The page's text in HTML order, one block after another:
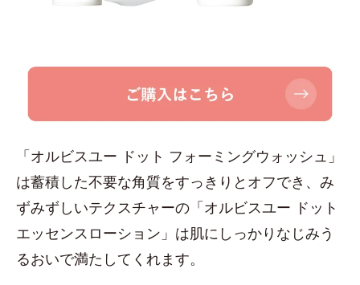
「オルビスユー ドット フォーミングウォッシュ」
は蓄積した不要な角質をすっきりとオフでき、み
ずみずしいテクスチャーの「オルビスユー ドット
エッセンスローション」は肌にしっかりなじみう
るおいで満たしてくれます。